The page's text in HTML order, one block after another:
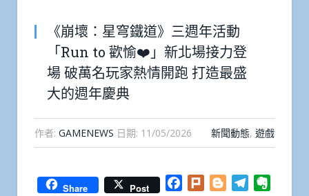
《崩壞：星穹鐵道》三週年活動
「Run to 歡愉❤️」新北場接力登
場 破萬名玩家熱情開跑 打造最盛
大的週年慶典
作者: GAMENEWS 日期: 11/05/2026 新聞動態, 遊戲
Share Post Facebook
Plurk BloggerTelegram